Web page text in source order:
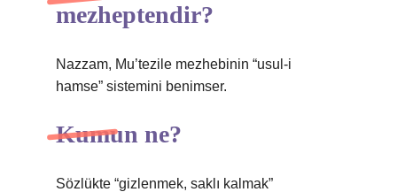
mezheptendir?
Nazzam, Mu’tezile mezhebinin “usul-i
hamse” sistemini benimser.
Kumun ne?
Sözlükte “gizlenmek, saklı kalmak”